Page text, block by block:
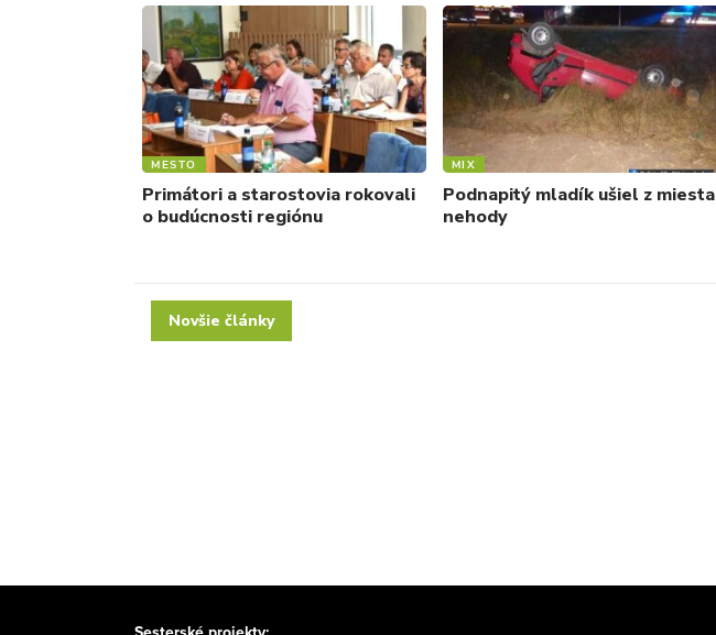
MESTO
Primátori a starostovia rokovali
o budúcnosti regiónu
MIX
Podnapitý mladík ušiel z miesta
nehody
Novšie články